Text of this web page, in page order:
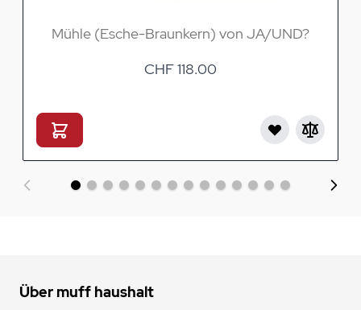
Mühle (Esche-Braunkern) von JA/UND?
CHF 118.00
Über muff haushalt